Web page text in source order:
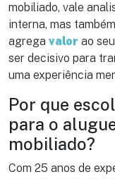
mobiliado, vale
interna, mas
agrega valor ao
ser decisivo para
uma experiência
Por que
para o
mobiliado?
Com 25 anos de